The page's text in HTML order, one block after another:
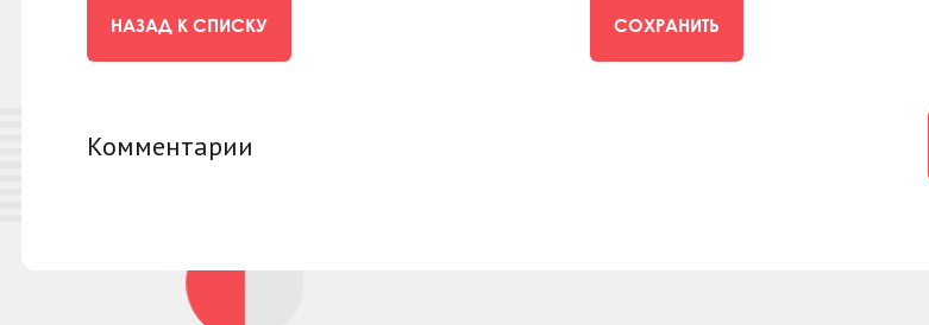
НАЗАД К СПИСКУ СОХРАНИТЬ
Комментарии